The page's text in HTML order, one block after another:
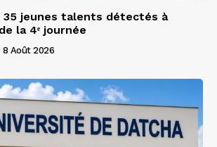
35 jeunes talents détectés à
la 4ᵉ journée
8 Août 2026